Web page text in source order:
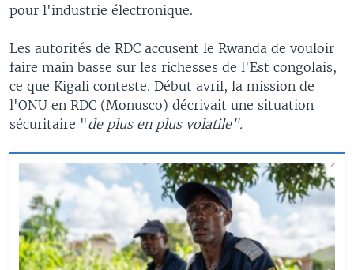
pour l'industrie électronique.
Les autorités de RDC accusent le Rwanda de vouloir
faire main basse sur les richesses de l'Est congolais,
ce que Kigali conteste. Début avril, la mission de
l'ONU en RDC (Monusco) décrivait une situation
sécuritaire "de plus en plus volatile".